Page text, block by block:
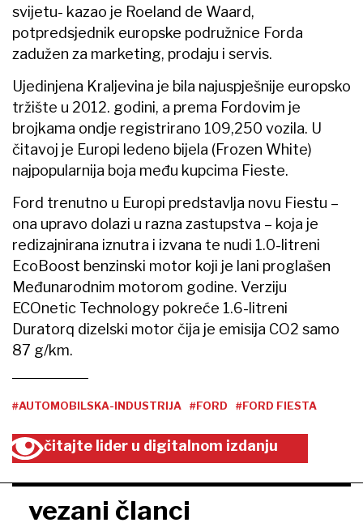
svijetu- kazao je Roeland de Waard,
potpredsjednik europske podružnice Forda
zadužen za marketing, prodaju i servis.
Ujedinjena Kraljevina je bila najuspješnije europsko
tržište u 2012. godini, a prema Fordovim je
brojkama ondje registrirano 109,250 vozila. U
čitavoj je Europi ledeno bijela (Frozen White)
najpopularnija boja među kupcima Fieste.
Ford trenutno u Europi predstavlja novu Fiestu –
ona upravo dolazi u razna zastupstva – koja je
redizajnirana iznutra i izvana te nudi 1.0-litreni
EcoBoost benzinski motor koji je lani proglašen
Međunarodnim motorom godine. Verziju
ECOnetic Technology pokreće 1.6-litreni
Duratorq dizelski motor čija je emisija CO2 samo
87 g/km.
#AUTOMOBILSKA-INDUSTRIJA #FORD #FORD FIESTA
čitajte lider u digitalnom izdanju
vezani članci